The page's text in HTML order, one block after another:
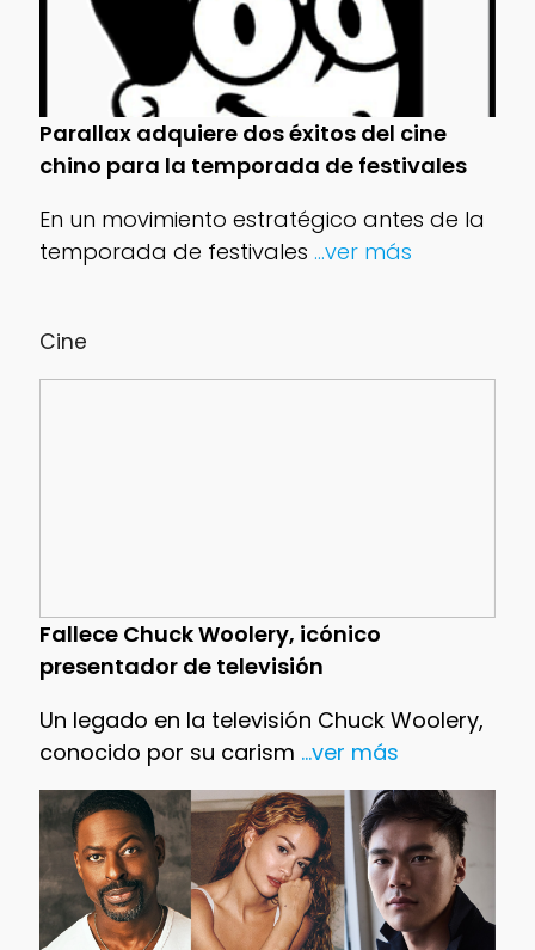
Cine
Fallece Chuck Woolery, icónico
presentador de televisión
Un legado en la televisión Chuck Woolery,
conocido por su carism ...ver más
Parallax adquiere dos éxitos del cine
chino para la temporada de festivales
En un movimiento estratégico antes de la
temporada de festivales ...ver más